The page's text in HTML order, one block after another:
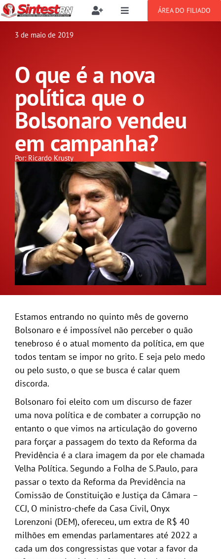
Ir
para
Toggle
Buscar
resultados
Filie-se
Benefícios
Setor jurídico
Toggle
SOBRE
NOTÍCIAS
PUBLICAÇÕES
GREVE
DOCUMENTOS
GALERIA
ÁREA DO FILIADO
3 de maio de 2019
O que é a nova
política que o
Bolsonaro vendeu
em campanha?
Por: Ricardo Krusty
Estamos entrando no quinto mês de governo
Bolsonaro e é impossível não perceber o quão
tenebroso é o atual momento da política, em que
todos tentam se impor no grito. E seja pelo medo
ou pelo susto, o que se busca é calar quem
discorda.
Bolsonaro foi eleito com um discurso de fazer
uma nova política e de combater a corrupção no
entanto o que vimos na articulação do governo
para forçar a passagem do texto da Reforma da
Previdência é a clara imagem da por ele chamada
Velha Política. Segundo a Folha de S.Paulo, para
passar o texto da Reforma da Previdência na
Comissão de Constituição e Justiça da Câmara –
CCJ, O ministro-chefe da Casa Civil, Onyx
Lorenzoni (DEM), ofereceu, um extra de R$ 40
milhões em emendas parlamentares até 2022 a
cada um dos congressistas que votar a favor da